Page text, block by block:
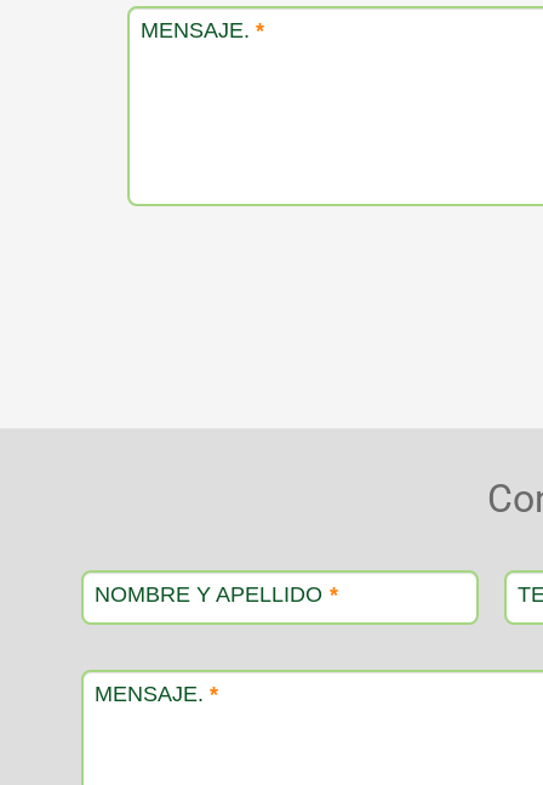
MENSAJE. *
producto
NOMBRE Y APELLIDO *
MENSAJE. *